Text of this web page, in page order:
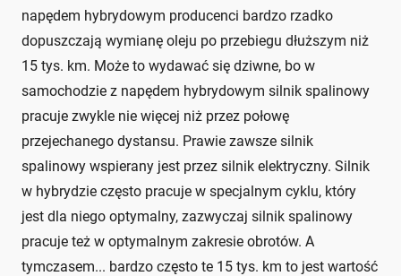
napędem hybrydowym producenci bardzo rzadko
dopuszczają wymianę oleju po przebiegu dłuższym niż
15 tys. km. Może to wydawać się dziwne, bo w
samochodzie z napędem hybrydowym silnik spalinowy
pracuje zwykle nie więcej niż przez połowę
przejechanego dystansu. Prawie zawsze silnik
spalinowy wspierany jest przez silnik elektryczny. Silnik
w hybrydzie często pracuje w specjalnym cyklu, który
jest dla niego optymalny, zazwyczaj silnik spalinowy
pracuje też w optymalnym zakresie obrotów. A
tymczasem... bardzo często te 15 tys. km to jest wartość